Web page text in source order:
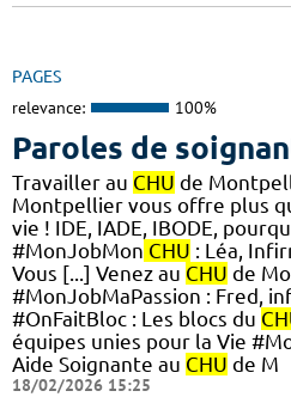
PAGES
relevance: 100%
Paroles de
Travailler au CHU de
Montpellier vous offre plus
vie ! IDE, IADE, IBODE,
#MonJobMon CHU : Léa,
Vous [...] Venez au CHU de
#MonJobMaPassion : Fred,
#OnFaitBloc : Les blocs du
équipes unies pour la Vie
Aide Soignante au CHU de M
18/02/2026 15:25